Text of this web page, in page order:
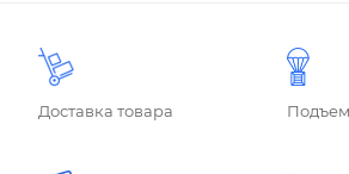
Доставка товара